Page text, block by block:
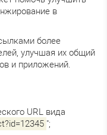
в
более
улучшая их общий
и приложений.
URL вида
";